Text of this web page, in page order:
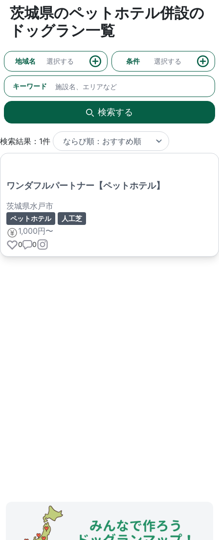
茨城県のペットホテル併設の
ドッグラン一覧
地域名 選択する 条件 選択する
キーワード
検索する
検索結果：1件
ワンダフルパートナー【ペットホテル】
茨城県水戸市
ペットホテル 人工芝
1,000円〜
0 0